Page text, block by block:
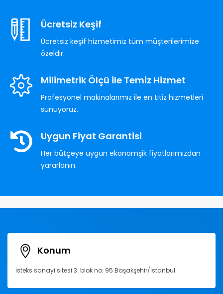
Ücretsiz Keşif
Ücretsiz keşif hizmetimiz tüm müşterilerimize
özeldir.
Milimetrik Ölçü ile Temiz Hizmet
Profesyonel makinalarımız ile en titiz hizmetleri
sunuyoruz.
Uygun Fiyat Garantisi
Her bütçeye uygun ekonomşik fiyatlarımızdan
yararlanın.
Konum
İsteks sanayi sitesi 3. blok no: 95 Başakşehir/İstanbul